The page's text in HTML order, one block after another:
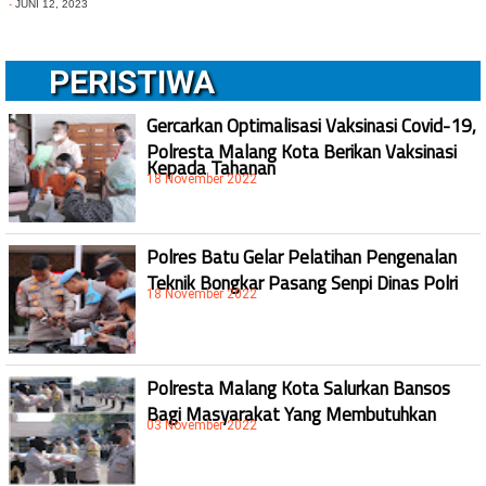
- JUNI 12, 2023
PERISTIWA
Gercarkan Optimalisasi Vaksinasi Covid-19,
Polresta Malang Kota Berikan Vaksinasi
Kepada Tahanan
18 November 2022
Polres Batu Gelar Pelatihan Pengenalan
Teknik Bongkar Pasang Senpi Dinas Polri
18 November 2022
Polresta Malang Kota Salurkan Bansos
Bagi Masyarakat Yang Membutuhkan
03 November 2022